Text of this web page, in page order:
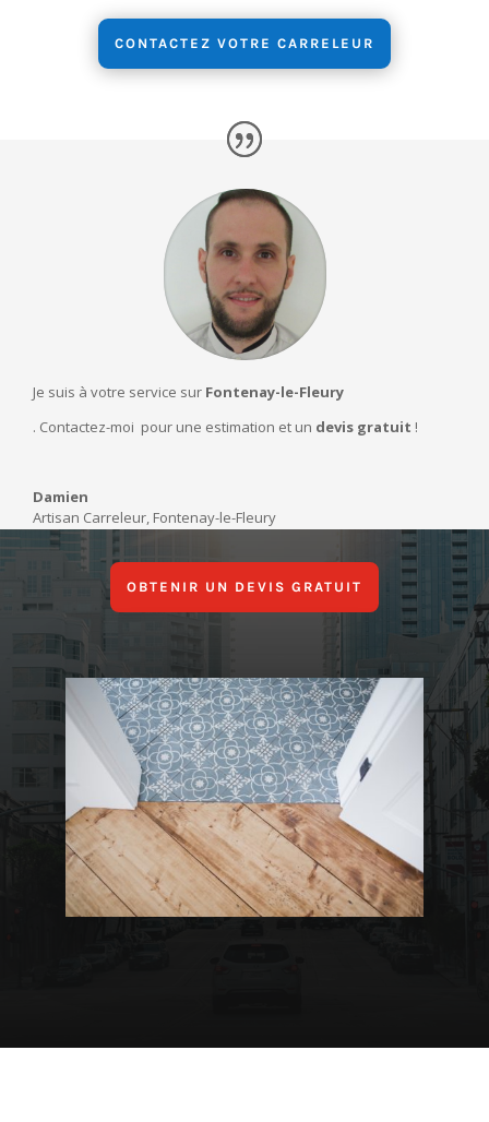
CONTACTEZ VOTRE CARRELEUR
Je suis à votre service sur Fontenay-le-Fleury
. Contactez-moi pour une estimation et un devis gratuit !
Damien
Artisan Carreleur, Fontenay-le-Fleury
OBTENIR UN DEVIS GRATUIT